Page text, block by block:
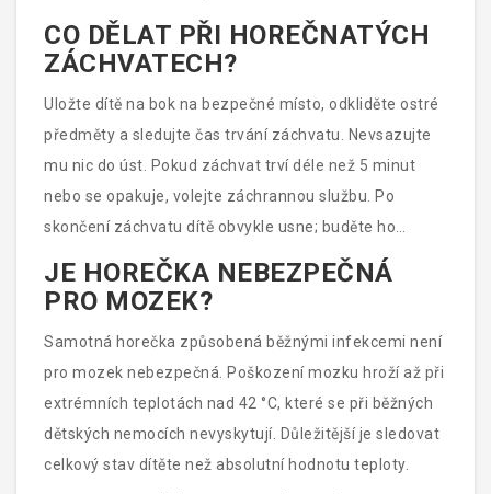
CO DĚLAT PŘI HOREČNATÝCH
ZÁCHVATECH?
Uložte dítě na bok na bezpečné místo, odkliděte ostré
předměty a sledujte čas trvání záchvatu. Nevsazujte
mu nic do úst. Pokud záchvat trví déle než 5 minut
nebo se opakuje, volejte záchrannou službu. Po
skončení záchvatu dítě obvykle usne; buděte ho
opatrně a kontaktujte lékaře.
JE HOREČKA NEBEZPEČNÁ
PRO MOZEK?
Samotná horečka způsobená běžnými infekcemi není
pro mozek nebezpečná. Poškození mozku hroží až při
extrémních teplotách nad 42 °C, které se při běžných
dětských nemocích nevyskytují. Důležitější je sledovat
celkový stav dítěte než absolutní hodnotu teploty.